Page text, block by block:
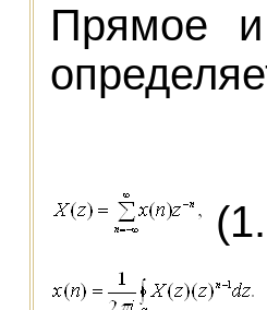
Прямое и